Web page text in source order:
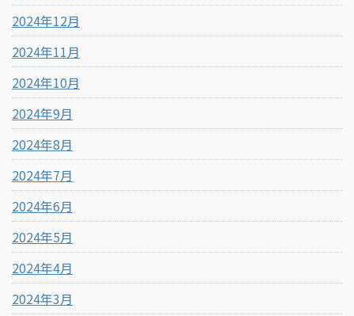
2024年12月
2024年11月
2024年10月
2024年9月
2024年8月
2024年7月
2024年6月
2024年5月
2024年4月
2024年3月